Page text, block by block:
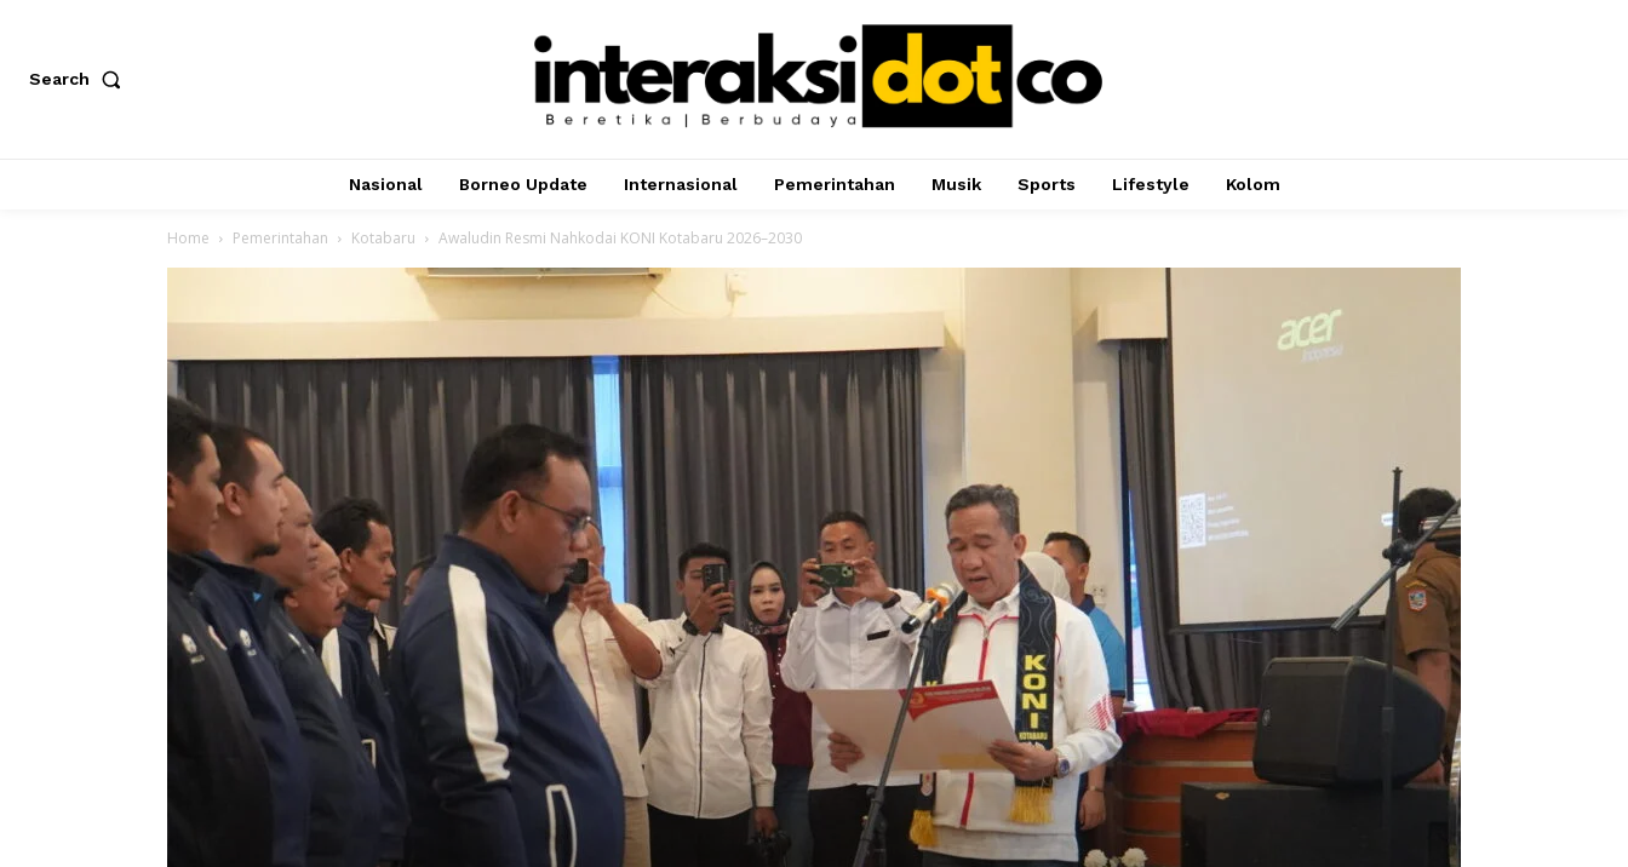
Search
Nasional Borneo Update Internasional Pemerintahan Musik Sports Lifestyle Kolom
Home Pemerintahan Kotabaru Awaludin Resmi Nahkodai KONI Kotabaru 2026–2030